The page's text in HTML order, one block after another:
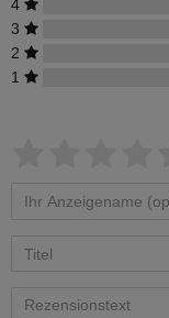
4
3
2
1